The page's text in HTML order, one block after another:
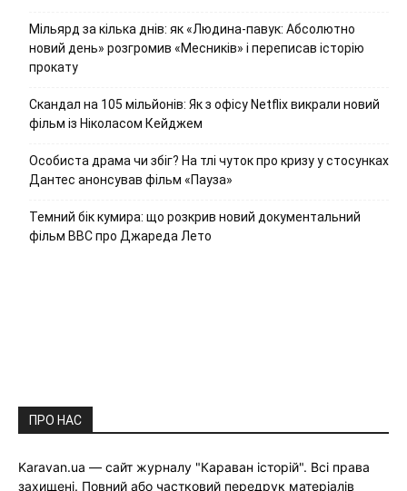
Мільярд за кілька днів: як «Людина-павук: Абсолютно
новий день» розгромив «Месників» і переписав історію
прокату
Скандал на 105 мільйонів: Як з офісу Netflix викрали новий
фільм із Ніколасом Кейджем
Особиста драма чи збіг? На тлі чуток про кризу у стосунках
Дантес анонсував фільм «Пауза»
Темний бік кумира: що розкрив новий документальний
фільм ВВС про Джареда Лето
ПРО НАС
Karavan.ua — сайт журналу "Караван історій". Всі права
захищені. Повний або частковий передрук матеріалів